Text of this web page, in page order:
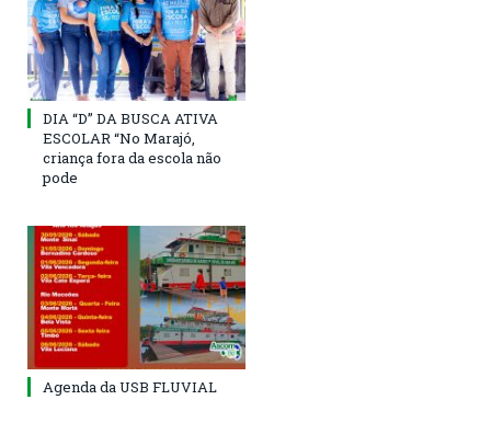
DIA “D” DA BUSCA ATIVA
ESCOLAR “No Marajó,
criança fora da escola não
pode
Agenda da USB FLUVIAL